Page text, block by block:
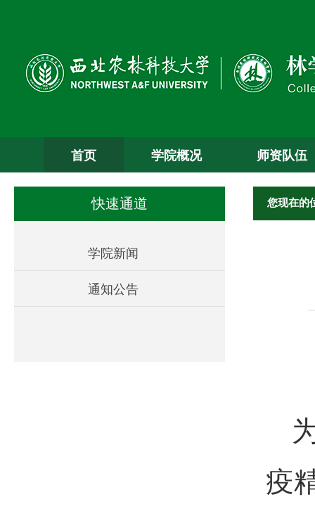
首页 学院概况 师资队伍
快速通道
学院新闻
通知公告
您现在的
疫